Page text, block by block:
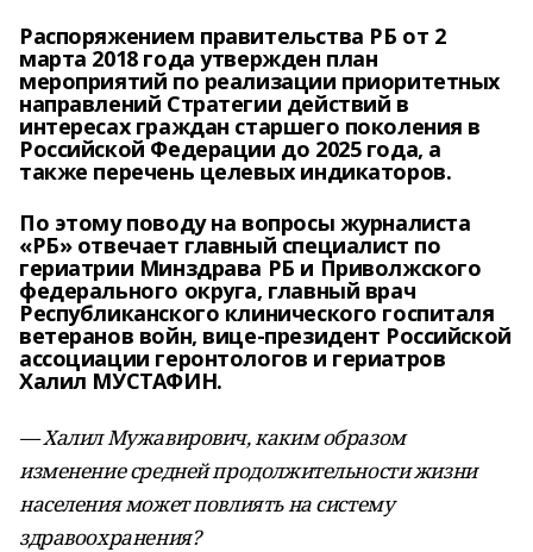
Распоряжением правительства РБ от 2
марта 2018 года утвержден план
мероприятий по реализации приоритетных
направлений Стратегии действий в
интересах граждан старшего поколения в
Российской Федерации до 2025 года, а
также перечень целевых индикаторов.
По этому поводу на вопросы журналиста
«РБ» отвечает главный специалист по
гериатрии Минздрава РБ и Приволжского
федерального округа, главный врач
Республиканского клинического госпиталя
ветеранов войн, вице-президент Российской
ассоциации геронтологов и гериатров
Халил МУСТАФИН.
— Халил Мужавирович, каким образом
изменение средней продолжительности жизни
населения может повлиять на систему
здравоохранения?